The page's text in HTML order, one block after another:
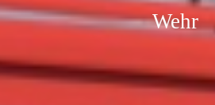
Wehr